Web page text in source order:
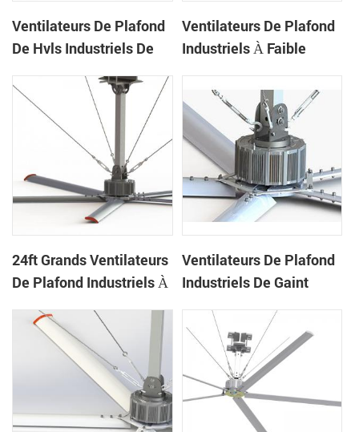
Ventilateurs De Plafond
De Hvls Industriels De
Bonne Qualité De 24ft
Pour L'entrepôt
Ventilateurs De Plafond
Industriels À Faible
5 Pales, 17 Pi
24ft Grands Ventilateurs
De Plafond Industriels À
Ventilateurs De Plafond
Industriels De Gaint
De 20ft Pour L'entrepôt